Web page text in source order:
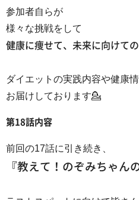
参加者自らが
様々な挑戦をして
健康に痩せて、 未来に向けて
ダイエットの実践内容や健康情
お届けしております💁
第18話内容
前回の17話に引き続き、
『教えて！のぞみちゃん